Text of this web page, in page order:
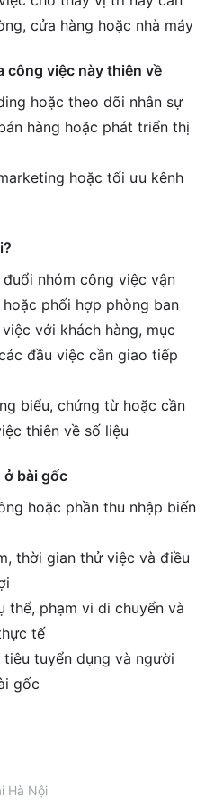
cửa hàng hoặc nhà máy
công việc này thiên về
hoặc theo dõi nhân sự
hàng hoặc phát triển thị
hoặc tối ưu kênh
nhóm công việc vận
phối hợp phòng ban
với khách hàng, mục
đầu việc cần giao tiếp
biểu, chứng từ hoặc cần
thiên về số liệu
ở bài gốc
hoặc phần thu nhập biến
thời gian thử việc và điều
thể, phạm vi di chuyển và
tế
tuyển dụng và người
gốc
Hà Nội